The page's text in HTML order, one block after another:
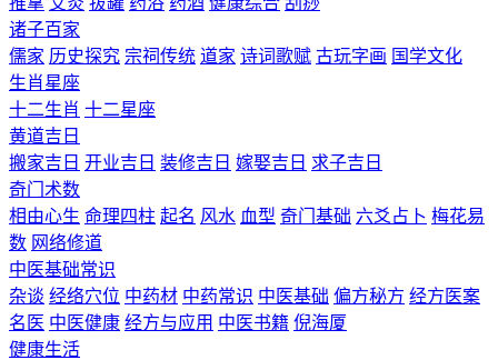
诸子百家
儒家 历史探究 宗祠传统 道家 诗词歌赋 古玩字画 国学文化
生肖星座
十二生肖 十二星座
黄道吉日
搬家吉日 开业吉日 装修吉日 嫁娶吉日 求子吉日
奇门术数
相由心生 命理四柱 起名 风水 血型 奇门基础 六爻占卜 梅花易
数 网络修道
中医基础常识
杂谈 经络穴位 中药材 中药常识 中医基础 偏方秘方 经方医案
名医 中医健康 经方与应用 中医书籍 倪海厦
健康生活